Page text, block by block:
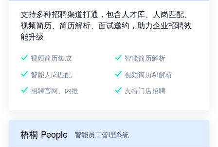
支持多种招聘渠道打通，包含人才库、人岗匹配、
视频简历、简历解析、面试邀约，助力企业招聘效
能升级
视频简历集成
智能简历解析
智能人岗匹配
视频简历AI解析
招聘官网、内推
支持门店招聘
梧桐 People 智能员工管理系统